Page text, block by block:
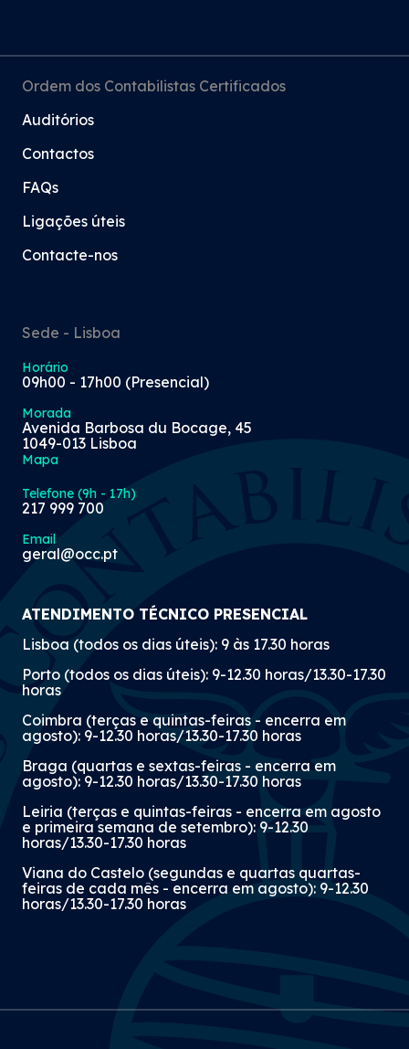
Ordem dos Contabilistas Certificados
Auditórios
Contactos
FAQs
Ligações úteis
Contacte-nos
Sede - Lisboa
Horário
09h00 - 17h00 (Presencial)
Morada
Avenida Barbosa du Bocage, 45
1049-013 Lisboa
Mapa
Telefone (9h - 17h)
217 999 700
Email
geral@occ.pt
ATENDIMENTO TÉCNICO PRESENCIAL
Lisboa (todos os dias úteis): 9 às 17.30 horas
Porto (todos os dias úteis): 9-12.30 horas/13.30-17.30
horas
Coimbra (terças e quintas-feiras - encerra em
agosto): 9-12.30 horas/13.30-17.30 horas
Braga (quartas e sextas-feiras - encerra em
agosto): 9-12.30 horas/13.30-17.30 horas
Leiria (terças e quintas-feiras - encerra em agosto
e primeira semana de setembro): 9-12.30
horas/13.30-17.30 horas
Viana do Castelo (segundas e quartas quartas-
feiras de cada mês - encerra em agosto): 9-12.30
horas/13.30-17.30 horas